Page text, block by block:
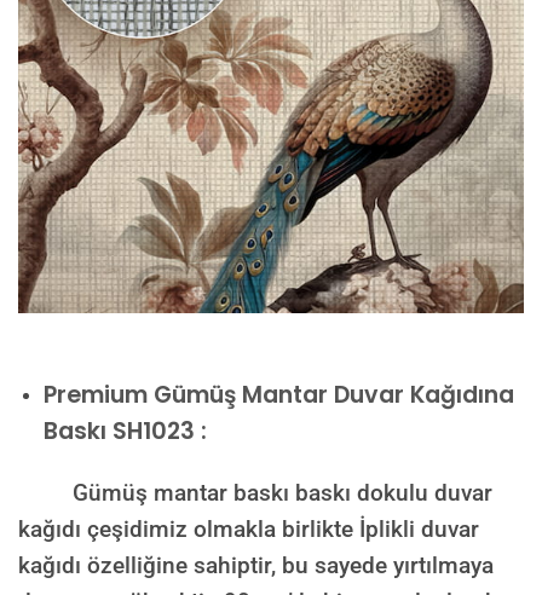
Premium Gümüş Mantar Duvar Kağıdına
Baskı SH1023 :
Gümüş mantar baskı baskı dokulu duvar
kağıdı çeşidimiz olmakla birlikte İplikli duvar
kağıdı özelliğine sahiptir, bu sayede yırtılmaya